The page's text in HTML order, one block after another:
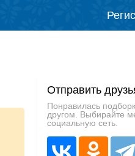
Отправить
Понравилась
другом. Выбирайте
социальную сеть.